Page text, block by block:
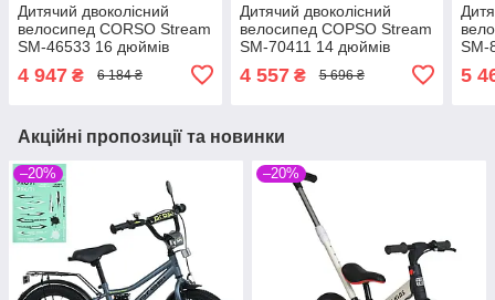
Дитячий двоколісний
велосипед CORSO Stream
SM-46533 16 дюймів
страхувальні колеса
4 947 ₴ 6 184 ₴
Дитячий двоколісний
велосипед COPSO Stream
SM-70411 14 дюймів
страхувальні колеса
4 557₴ 5 696 ₴
SM-
5
Акційні пропозиції та новинки
–20% –20%